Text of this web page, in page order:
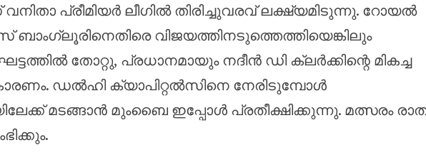
പ്രീമിയർ ലീഗിൽ തിരിച്ചുവരവ് ലക്ഷ്യമിടുന്നു. റോയൽ
വിജയത്തിനടുത്തെത്തിയെങ്കിലും
തോറ്റു, പ്രധാനമായും നദീൻ ഡി ക്ലർക്കിന്റെ മികച്ച
ഡൽഹി ക്യാപിറ്റൽസിനെ നേരിടുമ്പോൾ
മടങ്ങാൻ മുംബൈ ഇപ്പോൾ പ്രതീക്ഷിക്കുന്നു. മത്സരം